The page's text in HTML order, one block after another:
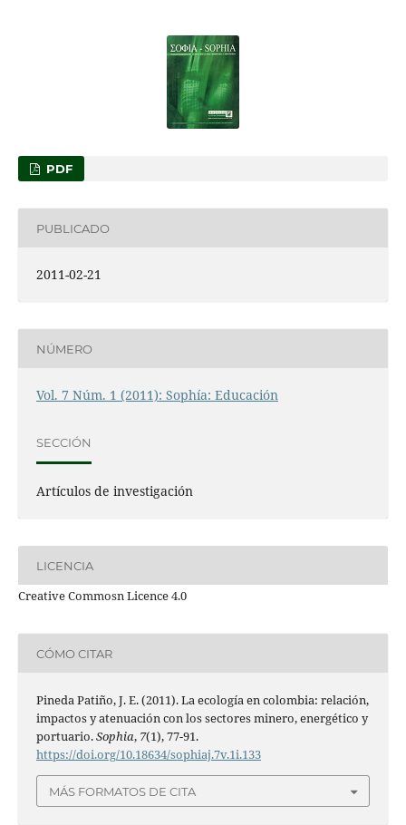
PDF
PUBLICADO
2011-02-21
NÚMERO
Vol. 7 Núm. 1 (2011): Sophía: Educación
SECCIÓN
Artículos de investigación
LICENCIA
Creative Commosn Licence 4.0
CÓMO CITAR
Pineda Patiño, J. E. (2011). La ecología en colombia: relación,
impactos y atenuación con los sectores minero, energético y
portuario.Sophia, 7(1), 77-91.
https://doi.org/10.18634/sophiaj.7v.1i.133
MÁS FORMATOS DE CITA